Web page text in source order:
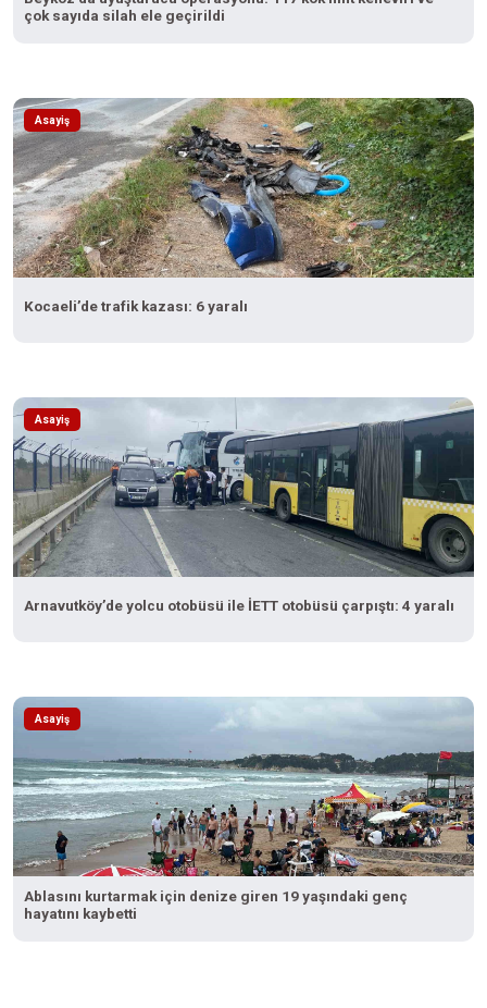
çok sayıda silah ele geçirildi
Asayiş
Kocaeli’de trafik kazası: 6 yaralı
Asayiş
Arnavutköy’de yolcu otobüsü ile İETT otobüsü çarpıştı: 4 yaralı
Asayiş
Ablasını kurtarmak için denize giren 19 yaşındaki genç
hayatını kaybetti